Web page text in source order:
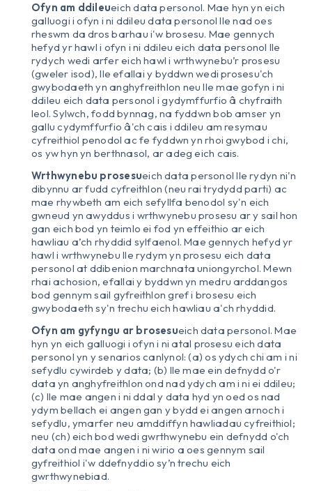
Ofyn am ddileueich data personol. Mae hyn yn eich
galluogi i ofyn i ni ddileu data personol lle nad oes
rheswm da dros barhau i'w brosesu. Mae gennych
hefyd yr hawl i ofyn i ni ddileu eich data personol lle
rydych wedi arfer eich hawl i wrthwynebu’r prosesu
(gweler isod), lle efallai y byddwn wedi prosesu'ch
gwybodaeth yn anghyfreithlon neu lle mae gofyn i ni
ddileu eich data personol i gydymffurfio â chyfraith
leol. Sylwch, fodd bynnag, na fyddwn bob amser yn
gallu cydymffurfio â'ch cais i ddileu am resymau
cyfreithiol penodol ac fe fyddwn yn rhoi gwybod i chi,
os yw hyn yn berthnasol, ar adeg eich cais.
Wrthwynebu prosesueich data personol lle rydyn ni'n
dibynnu ar fudd cyfreithlon (neu rai trydydd parti) ac
mae rhywbeth am eich sefyllfa benodol sy'n eich
gwneud yn awyddus i wrthwynebu prosesu ar y sail hon
gan eich bod yn teimlo ei fod yn effeithio ar eich
hawliau a’ch rhyddid sylfaenol. Mae gennych hefyd yr
hawl i wrthwynebu lle rydym yn prosesu eich data
personol at ddibenion marchnata uniongyrchol. Mewn
rhai achosion, efallai y byddwn yn medru arddangos
bod gennym sail gyfreithlon gref i brosesu eich
gwybodaeth sy'n trechu eich hawliau a'ch rhyddid.
Ofyn am gyfyngu ar brosesueich data personol. Mae
hyn yn eich galluogi i ofyn i ni atal prosesu eich data
personol yn y senarios canlynol: (a) os ydych chi am i ni
sefydlu cywirdeb y data; (b) lle mae ein defnydd o'r
data yn anghyfreithlon ond nad ydych am i ni ei ddileu;
(c) lle mae angen i ni ddal y data hyd yn oed os nad
ydym bellach ei angen gan y bydd ei angen arnoch i
sefydlu, ymarfer neu amddiffyn hawliadau cyfreithiol;
neu (ch) eich bod wedi gwrthwynebu ein defnydd o'ch
data ond mae angen i ni wirio a oes gennym sail
gyfreithiol i'w ddefnyddio sy’n trechu eich
gwrthwynebiad.